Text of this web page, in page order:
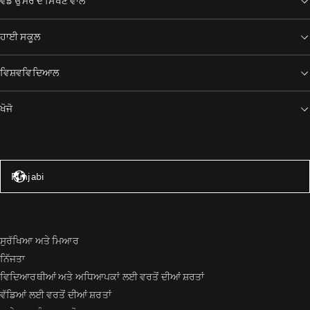
ਹਾਈ ਸਕੂਲ
ਵਿਸ਼ਵਵਿਦਿਆਲ
ਖੋਜੋ
Punjabi
ਸੁਰੱਖਿਆ ਅਤੇ ਮਿਆਰ
ਨਿੱਜਤਾ
ਵਿਦਿਆਰਥੀਆਂ ਅਤੇ ਅਧਿਆਪਕਾਂ ਲਈ ਵਰਤੋਂ ਦੀਆਂ ਸ਼ਰਤਾਂ
ਵੱਡਿਆਂ ਲਈ ਵਰਤੋਂ ਦੀਆਂ ਸ਼ਰਤਾਂ